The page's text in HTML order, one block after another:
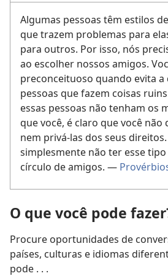
Algumas pessoas têm estilos
que trazem problemas para
para outros. Por isso, nós
ao escolher nossos amigos.
preconceituoso quando evita a
pessoas que fazem coisas
essas pessoas não tenham os
que você, é claro que você não
nem privá-las dos seus
simplesmente não ter esse
círculo de amigos. —
O que você pode
Procure oportunidades de
países, culturas e idiomas
pode . . .